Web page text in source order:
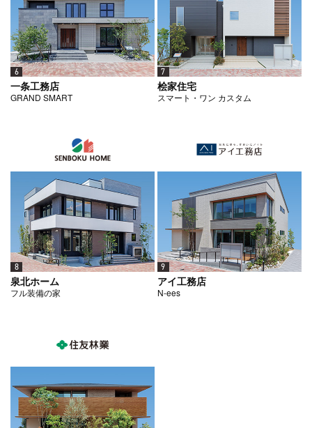
6
一条工務店
GRAND SMART
7
桧家住宅
スマート・ワン カスタム
8
泉北ホーム
フル装備の家
9
アイ工務店
N-ees